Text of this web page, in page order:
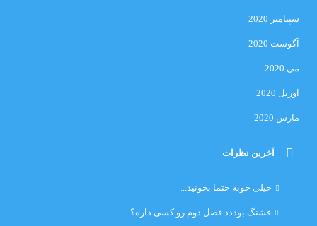
سپتامبر 2020
آگوست 2020
می 2020
آوریل 2020
مارس 2020
آخرین نظرات
خیلی خوبه حتما بخونید...
قشنگ بوددد فصل دوم رو کسی داره؟...